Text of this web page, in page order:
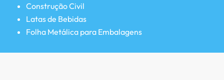
Construção Civil
Latas de Bebidas
Folha Metálica para Embalagens